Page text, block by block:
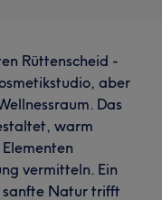
Rüttenscheid -
aber
Das
warm
vermitteln. Ein
sanfte Natur trifft